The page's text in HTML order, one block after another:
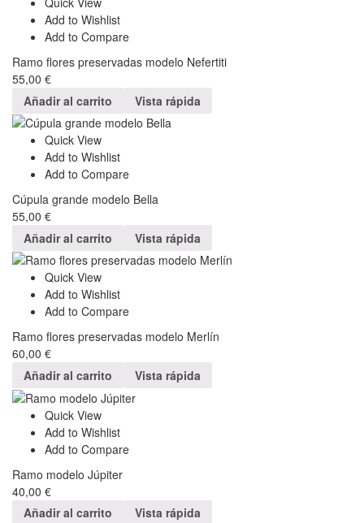
Add to Wishlist
Add to Compare
Ramo flores preservadas modelo Nefertiti
55,00 €
Añadir al carrito
Vista rápida
Quick View
Add to Wishlist
Add to Compare
Cúpula grande modelo Bella
55,00 €
Añadir al carrito
Vista rápida
Quick View
Add to Wishlist
Add to Compare
Ramo flores preservadas modelo Merlín
60,00 €
Añadir al carrito
Vista rápida
Quick View
Add to Wishlist
Add to Compare
Ramo modelo Júpiter
40,00 €
Añadir al carrito
Vista rápida